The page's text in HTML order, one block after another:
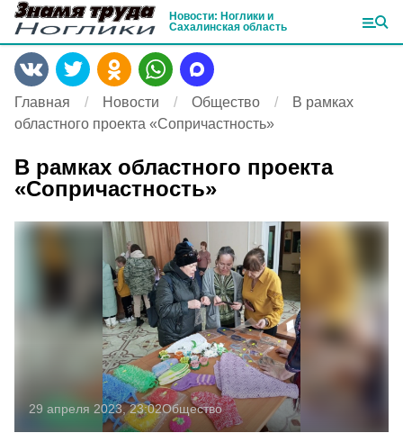
Новости: Ноглики и
Сахалинская область
Главная Новости Общество
В рамках
областного проекта «Сопричастность»
В рамках областного проекта
«Сопричастность»
29 апреля 2023, 23:02Общество